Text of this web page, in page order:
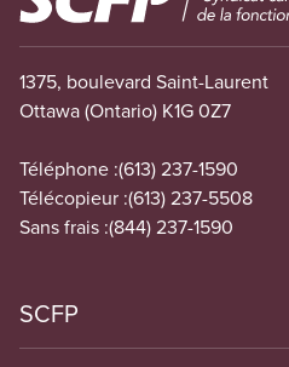
1375, boulevard Saint-Laurent
Ottawa (Ontario) K1G 0Z7
Téléphone :(613) 237-1590
Télécopieur :(613) 237-5508
Sans frais :(844) 237-1590
SCFP